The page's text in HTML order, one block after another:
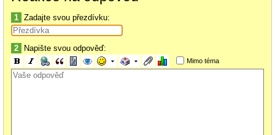
1 Zadajte svou přezdívku:
2 Napište svou odpověď:
Mimo téma